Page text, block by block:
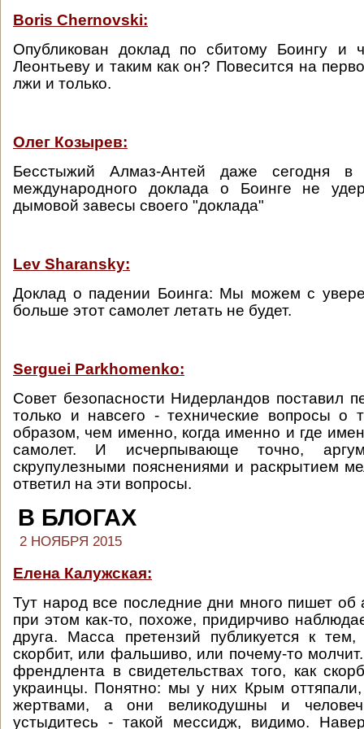
Boris Chernovski:
Опубликован доклад по сбитому Боингу и
Леонтьеву и таким как он? Повесится на
лжи и только.
Олег Козырев:
Бесстыжий Алмаз-Антей даже сегодня в
международного доклада о Боинге не
дымовой завесы своего "доклада"
Lev Sharansky:
Доклад о падении Боинга: Мы можем с
больше этот самолет летать не будет.
Serguei Parkhomenko:
Совет безопасности Нидерландов поставил
только и навсего - технические вопросы о
образом, чем именно, когда именно и где
самолет. И исчерпывающе точно,
скрупулезными пояснениями и раскрытием
ответил на эти вопросы.
В БЛОГАХ
2 НОЯБРЯ 2015
Елена Калужская:
Тут народ все последние дни много пишет об
при этом как-то, похоже, придирчиво
друга. Масса претензий публикуется к тем,
скорбит, или фальшиво, или почему-то
френдлента в свидетельствах того, как
украинцы. Понятно: мы у них Крым
жертвами, а они великодушны и
устыдитесь - такой мессидж, видимо.